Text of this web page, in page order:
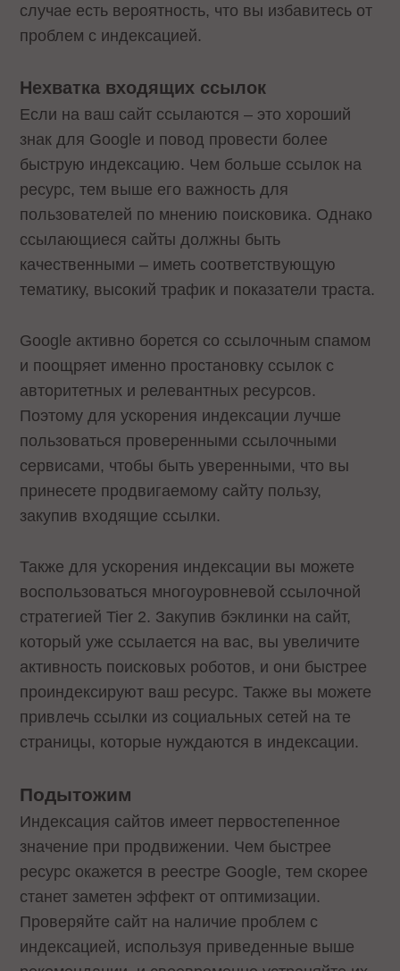
случае есть вероятность, что вы избавитесь от
проблем с индексацией.
Нехватка входящих ссылок
Если на ваш сайт ссылаются – это хороший
знак для Google и повод провести более
быструю индексацию. Чем больше ссылок на
ресурс, тем выше его важность для
пользователей по мнению поисковика. Однако
ссылающиеся сайты должны быть
качественными – иметь соответствующую
тематику, высокий трафик и показатели траста.
Google активно борется со ссылочным спамом
и поощряет именно простановку ссылок с
авторитетных и релевантных ресурсов.
Поэтому для ускорения индексации лучше
пользоваться проверенными ссылочными
сервисами, чтобы быть уверенными, что вы
принесете продвигаемому сайту пользу,
закупив входящие ссылки.
Также для ускорения индексации вы можете
воспользоваться многоуровневой ссылочной
стратегией Tier 2. Закупив бэклинки на сайт,
который уже ссылается на вас, вы увеличите
активность поисковых роботов, и они быстрее
проиндексируют ваш ресурс. Также вы можете
привлечь ссылки из социальных сетей на те
страницы, которые нуждаются в индексации.
Подытожим
Индексация сайтов имеет первостепенное
значение при продвижении. Чем быстрее
ресурс окажется в реестре Google, тем скорее
станет заметен эффект от оптимизации.
Проверяйте сайт на наличие проблем с
индексацией, используя приведенные выше